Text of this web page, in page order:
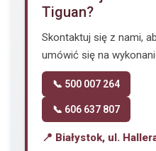
Tiguan?
Skontaktuj się z nami,
umówić się na
📞 500 007 264
📞 606 637 807
📍 Białystok, ul.